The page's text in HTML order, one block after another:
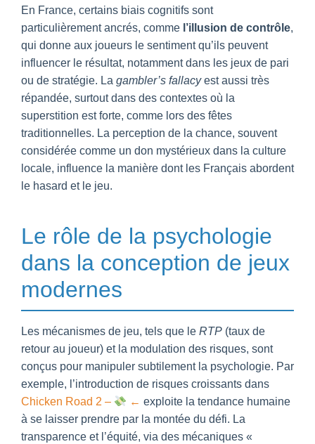
En France, certains biais cognitifs sont
particulièrement ancrés, comme l’illusion de contrôle,
qui donne aux joueurs le sentiment qu’ils peuvent
influencer le résultat, notamment dans les jeux de pari
ou de stratégie. La gambler’s fallacyest aussi très
répandée, surtout dans des contextes où la
superstition est forte, comme lors des fêtes
traditionnelles. La perception de la chance, souvent
considérée comme un don mystérieux dans la culture
locale, influence la manière dont les Français abordent
le hasard et le jeu.
Le rôle de la psychologie
dans la conception de jeux
modernes
Les mécanismes de jeu, tels que le RTP (taux de
retour au joueur) et la modulation des risques, sont
conçus pour manipuler subtilement la psychologie. Par
exemple, l’introduction de risques croissants dans
Chicken Road 2 –
← exploite la tendance humaine
à se laisser prendre par la montée du défi. La
transparence et l’équité, via des mécaniques «